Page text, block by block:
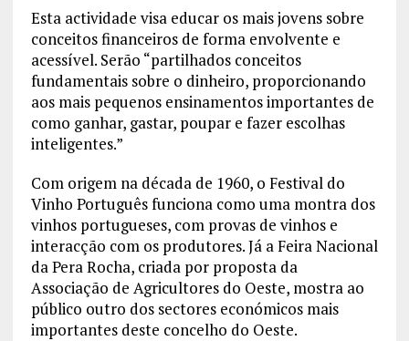
Esta actividade visa educar os mais jovens sobre
conceitos financeiros de forma envolvente e
acessível. Serão “partilhados conceitos
fundamentais sobre o dinheiro, proporcionando
aos mais pequenos ensinamentos importantes de
como ganhar, gastar, poupar e fazer escolhas
inteligentes.”
Com origem na década de 1960, o Festival do
Vinho Português funciona como uma montra dos
vinhos portugueses, com provas de vinhos e
interacção com os produtores. Já a Feira Nacional
da Pera Rocha, criada por proposta da
Associação de Agricultores do Oeste, mostra ao
público outro dos sectores económicos mais
importantes deste concelho do Oeste.